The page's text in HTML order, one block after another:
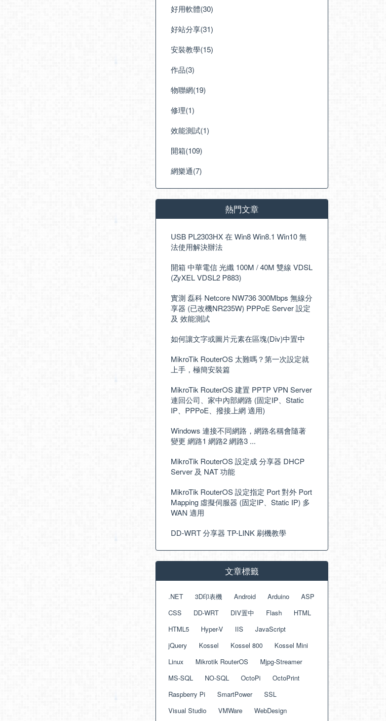
好用軟體(30)
好站分享(31)
安裝教學(15)
作品(3)
物聯網(19)
修理(1)
效能測試(1)
開箱(109)
網樂通(7)
熱門文章
USB PL2303HX 在 Win8 Win8.1 Win10 無
法使用解決辦法
開箱 中華電信 光纖 100M / 40M 雙線 VDSL
(ZyXEL VDSL2 P883)
實測 磊科 Netcore NW736 300Mbps 無線分
享器 (已改機NR235W) PPPoE Server 設定
及 效能測試
如何讓文字或圖片元素在區塊(Div)中置中
MikroTik RouterOS 太難嗎？第一次設定就
上手，極簡安裝篇
MikroTik RouterOS 建置 PPTP VPN Server
連回公司、家中內部網路 (固定IP、Static
IP、PPPoE、撥接上網 適用)
Windows 連接不同網路，網路名稱會隨著
變更 網路1 網路2 網路3 ...
MikroTik RouterOS 設定成 分享器 DHCP
Server 及 NAT 功能
MikroTik RouterOS 設定指定 Port 對外 Port
Mapping 虛擬伺服器 (固定IP、Static IP) 多
WAN 適用
DD-WRT 分享器 TP-LINK 刷機教學
文章標籤
.NET 3D印表機 Android Arduino
ASP
CSS
DD-WRT DIV置中 Flash
HTML
HTML5
Hyper-V IIS
JavaScript
jQuery
Kossel Kossel 800
Kossel Mini
Linux
Mikrotik RouterOS
Mjpg-Streamer
MS-SQL
NO-SQL OctoPi
OctoPrint
Raspberry Pi
SmartPower
SSL
Visual Studio
VMWare WebDesign